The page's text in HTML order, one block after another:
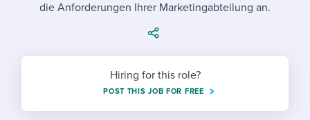
Developing & retaining people
Ensuring compliance
Interview question templates
Onboarding checklists
Step-by-step tutorials
Applying for a job
Pay & benefits
die Anforderungen Ihrer Marketingabteilung an.
Hiring for this role?
POST THIS JOB FOR FREE